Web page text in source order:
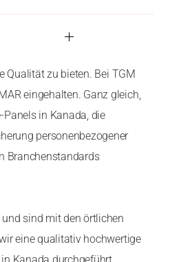
Qualität zu bieten. Bei TGM
eingehalten. Ganz gleich,
in Kanada, die
personenbezogener
Branchenstandards
sind mit den örtlichen
eine qualitativ hochwertige